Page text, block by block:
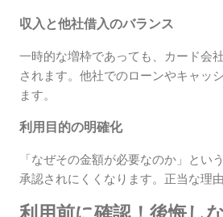
収入と他社借入のバランス
一時的な増枠であっても、カード会
されます。他社でのローンやキャッ
ます。
利用目的の明確化
「なぜその金額が必要なのか」とい
承認されにくくなります。正当な理